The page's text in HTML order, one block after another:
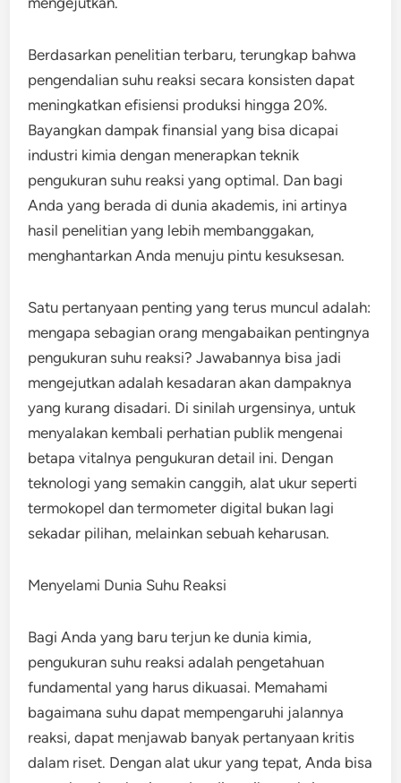
Berdasarkan penelitian terbaru, terungkap bahwa
pengendalian suhu reaksi secara konsisten dapat
meningkatkan efisiensi produksi hingga 20%.
Bayangkan dampak finansial yang bisa dicapai
industri kimia dengan menerapkan teknik
pengukuran suhu reaksi yang optimal. Dan bagi
Anda yang berada di dunia akademis, ini artinya
hasil penelitian yang lebih membanggakan,
menghantarkan Anda menuju pintu kesuksesan.
Satu pertanyaan penting yang terus muncul adalah:
mengapa sebagian orang mengabaikan pentingnya
pengukuran suhu reaksi? Jawabannya bisa jadi
mengejutkan adalah kesadaran akan dampaknya
yang kurang disadari. Di sinilah urgensinya, untuk
menyalakan kembali perhatian publik mengenai
betapa vitalnya pengukuran detail ini. Dengan
teknologi yang semakin canggih, alat ukur seperti
termokopel dan termometer digital bukan lagi
sekadar pilihan, melainkan sebuah keharusan.
Menyelami Dunia Suhu Reaksi
Bagi Anda yang baru terjun ke dunia kimia,
pengukuran suhu reaksi adalah pengetahuan
fundamental yang harus dikuasai. Memahami
bagaimana suhu dapat mempengaruhi jalannya
reaksi, dapat menjawab banyak pertanyaan kritis
dalam riset. Dengan alat ukur yang tepat, Anda bisa